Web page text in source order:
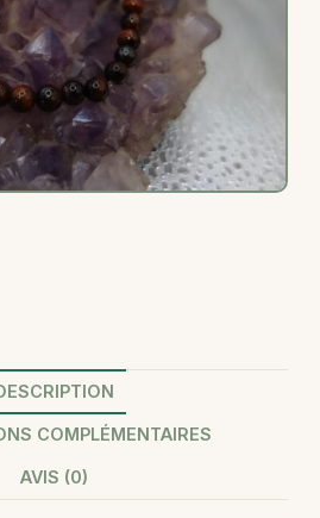
COMPLÉMENTAIRES
AVIS (0)